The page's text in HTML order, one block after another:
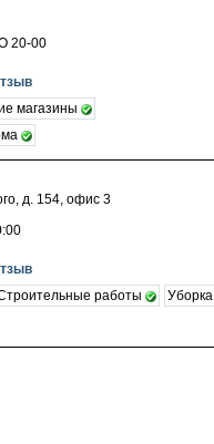
20-00
магазины
д. 154, офис 3
работы
Уборка